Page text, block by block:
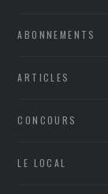
ABONNEMENTS
ARTICLES
CONCOURS
LE LOCAL